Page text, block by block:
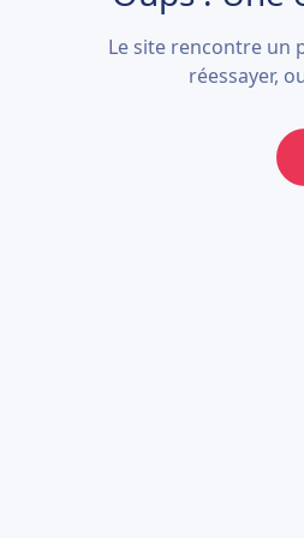
Le site rencontre un
réessayer,